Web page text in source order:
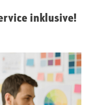
inklusive!